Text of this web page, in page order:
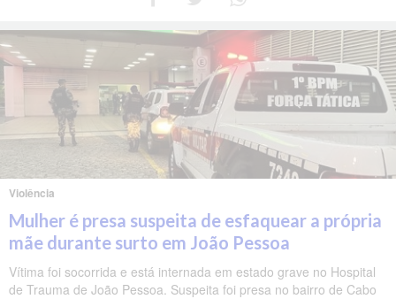
Violência
Mulher é presa suspeita de esfaquear a própria
mãe durante surto em João Pessoa
Vítima foi socorrida e está internada em estado grave no Hospital
de Trauma de João Pessoa. Suspeita foi presa no bairro de Cabo